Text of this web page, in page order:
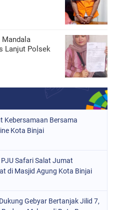
Lanjut Polsek
Kebersamaan Bersama
Kota Binjai
Safari Salat Jumat
di Masjid Agung Kota Binjai
Gebyar Bertanjak Jilid 7,